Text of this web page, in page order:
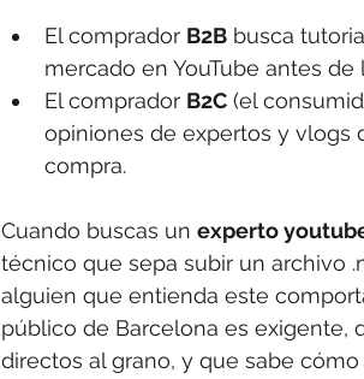
El comprador B2B busca
mercado en YouTube antes
El comprador B2C (el
opiniones de expertos y vlogs
compra.
Cuando buscas un experto
técnico que sepa subir un archivo
alguien que entienda este
público de Barcelona es exigente,
directos al grano, y que sabe